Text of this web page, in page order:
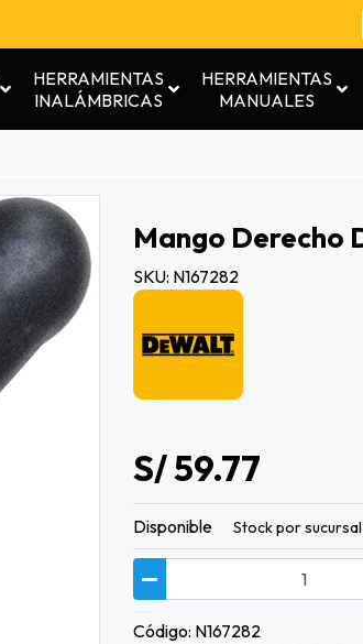
HERRAMIENTAS
INALÁMBRICAS
HERRAMIENTAS
MANUALES
Mango Derecho
SKU: N167282
S/ 59.77
Disponible Stock por sucursal
Código: N167282